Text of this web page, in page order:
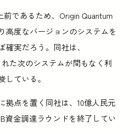
前であるため、Origin Quantum
高度なバージョンのシステムを
実だろう。同社は、
れた次のシステムが間もなく利
している。
拠点を置く同社は、10億人民元
B資金調達ラウンドを終了してい